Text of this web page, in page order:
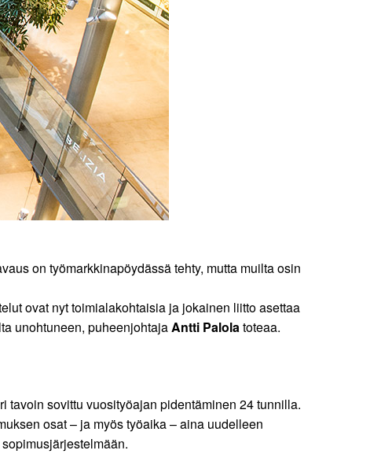
on työmarkkinapöydässä tehty, mutta muilta osin
ovat nyt toimialakohtaisia ja jokainen liitto asettaa
unohtuneen, puheenjohtajaAntti Palolatoteaa.
sovittu vuosityöajan pidentäminen 24 tunnilla.
osat – ja myös työaika – aina uudelleen